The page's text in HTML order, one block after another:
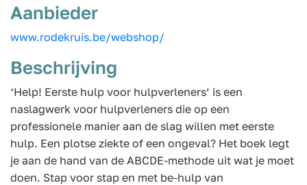
Aanbieder
www.rodekruis.be/webshop/
Beschrijving
‘Help! Eerste hulp voor hulpverleners’ is een
naslagwerk voor hulpverleners die op een
professionele manier aan de slag willen met eerste
hulp. Een plotse ziekte of een ongeval? Het boek legt
je aan de hand van de ABCDE-methode uit wat je moet
doen. Stap voor stap en met be-hulp van